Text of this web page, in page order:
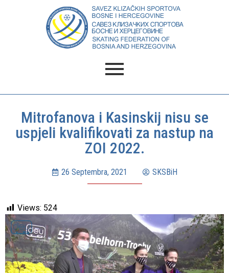
Mitrofanova i Kasinskij nisu se
uspjeli kvalifikovati za nastup na
ZOI 2022.
26 Septembra, 2021 SKSBiH
Views: 524